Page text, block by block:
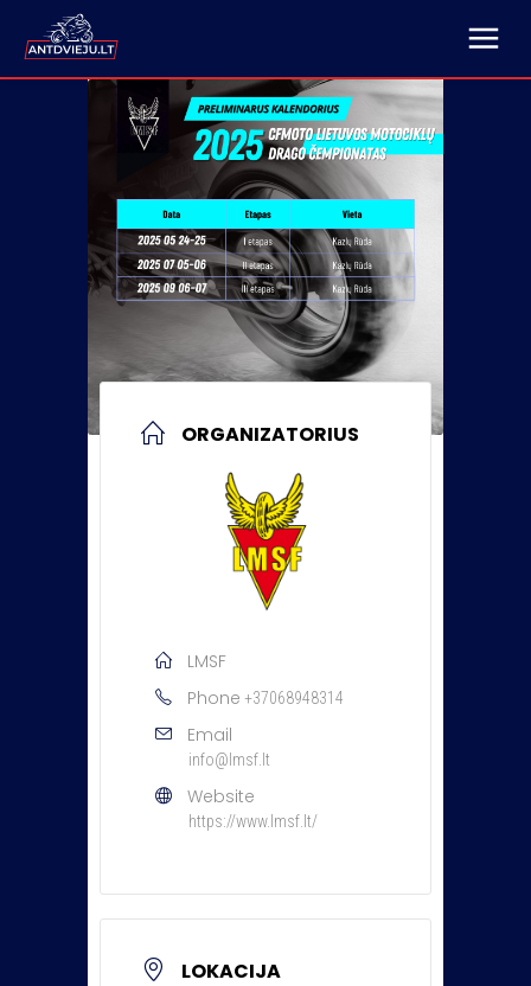
ORGANIZATORIUS
LMSF
Phone +37068948314
Email
info@lmsf.lt
Website
https://www.lmsf.lt/
LOKACIJA